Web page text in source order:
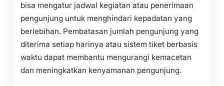
bisa mengatur jadwal kegiatan atau penerimaan
pengunjung untuk menghindari kepadatan yang
berlebihan. Pembatasan jumlah pengunjung yang
diterima setiap harinya atau sistem tiket berbasis
waktu dapat membantu mengurangi kemacetan
dan meningkatkan kenyamanan pengunjung.